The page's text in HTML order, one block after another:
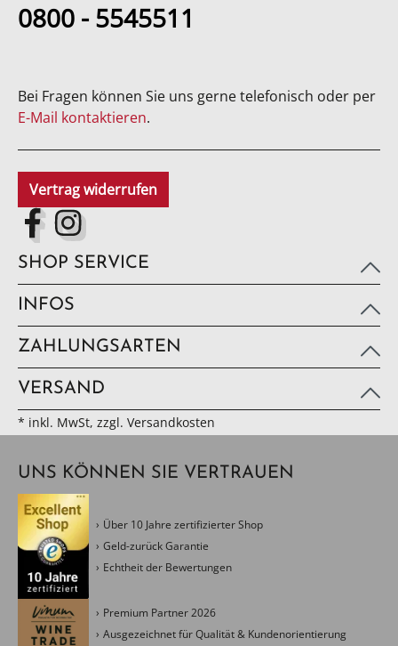
0800 - 5545511
Bei Fragen können Sie uns gerne telefonisch oder per
E-Mail kontaktieren.
Vertrag widerrufen
SHOP SERVICE
INFOS
ZAHLUNGSARTEN
VERSAND
* inkl. MwSt, zzgl. Versandkosten
UNS KÖNNEN SIE VERTRAUEN
Über 10 Jahre zertifizierter Shop
Geld-zurück Garantie
Echtheit der Bewertungen
Premium Partner 2026
Ausgezeichnet für Qualität & Kundenorientierung